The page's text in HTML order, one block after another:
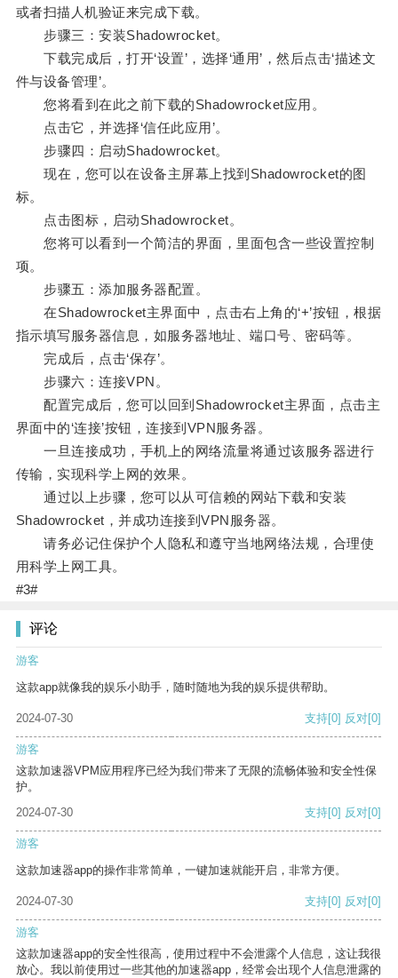
或者扫描人机验证来完成下载。
步骤三：安装Shadowrocket。
下载完成后，打开‘设置’，选择‘通用’，然后点击‘描述文
件与设备管理’。
您将看到在此之前下载的Shadowrocket应用。
点击它，并选择‘信任此应用’。
步骤四：启动Shadowrocket。
现在，您可以在设备主屏幕上找到Shadowrocket的图
标。
点击图标，启动Shadowrocket。
您将可以看到一个简洁的界面，里面包含一些设置控制
项。
步骤五：添加服务器配置。
在Shadowrocket主界面中，点击右上角的‘+’按钮，根据
指示填写服务器信息，如服务器地址、端口号、密码等。
完成后，点击‘保存’。
步骤六：连接VPN。
配置完成后，您可以回到Shadowrocket主界面，点击主
界面中的‘连接’按钮，连接到VPN服务器。
一旦连接成功，手机上的网络流量将通过该服务器进行
传输，实现科学上网的效果。
通过以上步骤，您可以从可信赖的网站下载和安装
Shadowrocket，并成功连接到VPN服务器。
请务必记住保护个人隐私和遵守当地网络法规，合理使
用科学上网工具。
#3#
评论
游客
这款app就像我的娱乐小助手，随时随地为我的娱乐提供帮助。
2024-07-30 支持[0] 反对[0]
游客
这款加速器VPM应用程序已经为我们带来了无限的流畅体验和安全性保
护。
2024-07-30
支持[0] 反对[0]
游客
这款加速器app的操作非常简单，一键加速就能开启，非常方便。
2024-07-30 支持[0] 反对[0]
游客
这款加速器app的安全性很高，使用过程中不会泄露个人信息，这让我很
放心。我以前使用过一些其他的加速器app，经常会出现个人信息泄露的